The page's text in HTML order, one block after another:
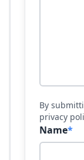
By
privacy
Name*